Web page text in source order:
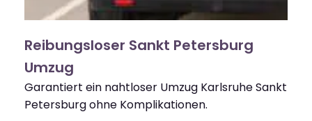
Reibungsloser Sankt Petersburg
Umzug
Garantiert ein nahtloser Umzug Karlsruhe Sankt
Petersburg ohne Komplikationen.